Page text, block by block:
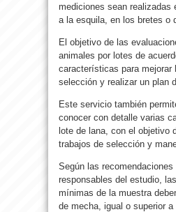
mediciones sean realizadas
a la esquila, en los bretes o
El objetivo de las
animales por lotes de
características para mejorar
selección y realizar un plan
Este servicio también
conocer con detalle varias
lote de lana, con el objetivo
trabajos de selección y
Según las recomendaciones
responsables del estudio,
mínimas de la muestra
de mecha, igual o superior